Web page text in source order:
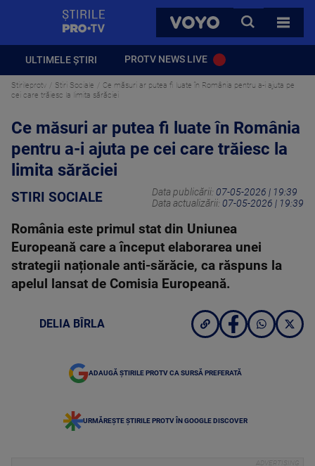
VOYO
CAUTA
TOATE
ULTIMELE ȘTIRI PROTV NEWS LIVE
Stirileprotv Stiri Sociale
Ce măsuri ar putea fi luate în România pentru a-i ajuta pe
cei care trăiesc la limita sărăciei
Ce măsuri ar putea fi luate în România
pentru a-i ajuta pe cei care trăiesc la
limita sărăciei
STIRI SOCIALE Data publicării: 07-05-2026 | 19:39
Data actualizării: 07-05-2026 | 19:39
România este primul stat din Uniunea
Europeană care a început elaborarea unei
strategii naționale anti-sărăcie, ca răspuns la
apelul lansat de Comisia Europeană.
DELIA BÎRLA
ADAUGĂ ȘTIRILE PROTV CA SURSĂ PREFERATĂ
URMĂREȘTE ȘTIRILE PROTV ÎN GOOGLE DISCOVER